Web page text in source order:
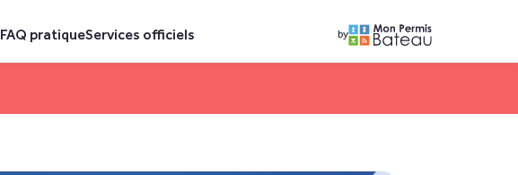
FAQ pratiqueServices officiels by